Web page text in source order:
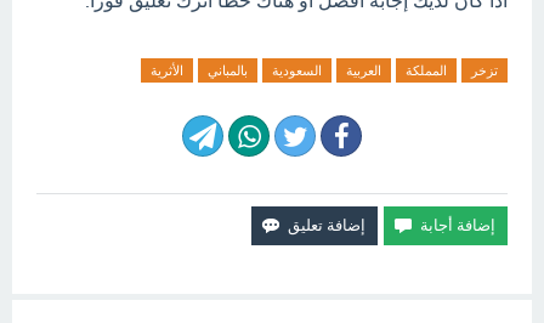
تزخر المملكة العربية السعودية بالمباني الأثرية